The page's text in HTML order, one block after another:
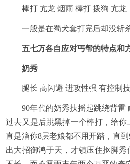
棒打 亢龙 烟雨 棒打 拨狗 亢龙
一般是在蜀犬套打完后却没斩
五七万各自应对丐帮的特点和
奶秀
腿长 高闪避 进攻性强 有控制技
90年代的奶秀扶摇起跳绕背雷
过去又是后跳黑掉一个棒打，给你
直是溜你8层老娘都不用开踏，直
出大招御鸿于天，才镇压住抠脚